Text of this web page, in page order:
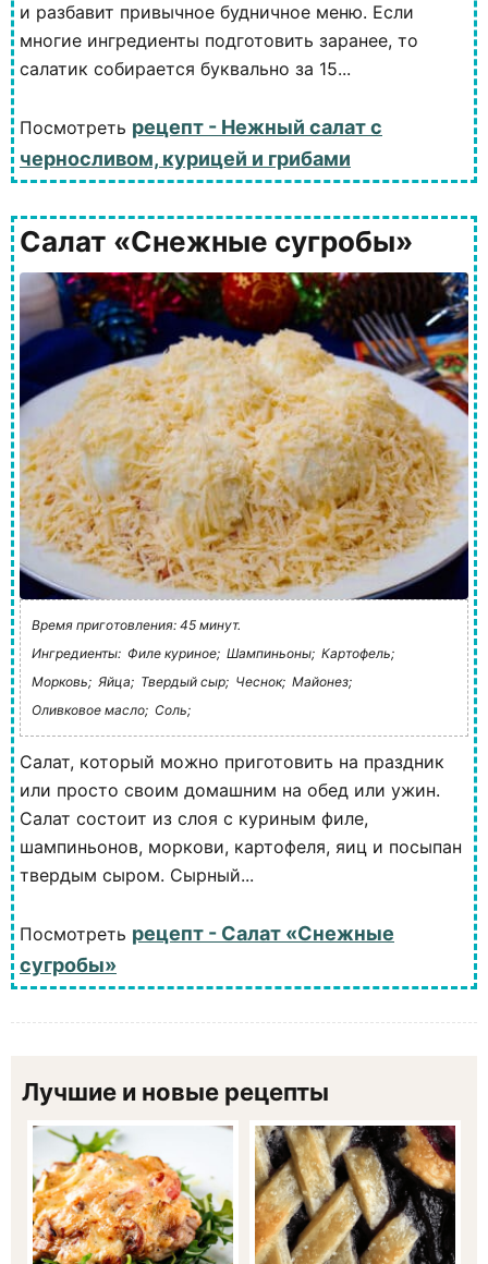
и разбавит привычное будничное меню. Если
многие ингредиенты подготовить заранее, то
салатик собирается буквально за 15...
Посмотреть рецепт - Нежный салат с
черносливом, курицей и грибами
Салат «Снежные сугробы»
Время приготовления: 45 минут.
Ингредиенты: Филе куриное; Шампиньоны; Картофель;
Морковь; Яйца; Твердый сыр; Чеснок; Майонез;
Оливковое масло; Соль;
Салат, который можно приготовить на праздник
или просто своим домашним на обед или ужин.
Салат состоит из слоя с куриным филе,
шампиньонов, моркови, картофеля, яиц и посыпан
твердым сыром. Сырный...
Посмотреть рецепт - Салат «Снежные
сугробы»
Лучшие и новые рецепты